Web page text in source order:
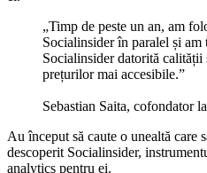
„Timp de peste un an, am
Socialinsider în paralel și am
Socialinsider datorită
prețurilor mai accesibile.”
Sebastian Saita, cofondator
Au început să caute o unealtă care
descoperit Socialinsider,
analytics pentru ei.